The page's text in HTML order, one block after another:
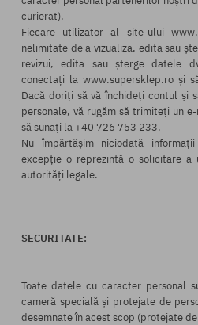
curierat).
Fiecare utilizator al site-ului
nelimitate de a vizualiza, edita sau
revizui, edita sau șterge datele
conectați la www.supersklep.ro și
Dacă doriți să vă închideți contul și
personale, vă rugăm să trimiteți un
să sunați la +40 726 753 233.
Nu împărtășim niciodată
excepție o reprezintă o solicitare a
autorități legale.
SECURITATE:
Toate datele cu caracter personal
cameră specială și protejate de
desemnate în acest scop (protejate